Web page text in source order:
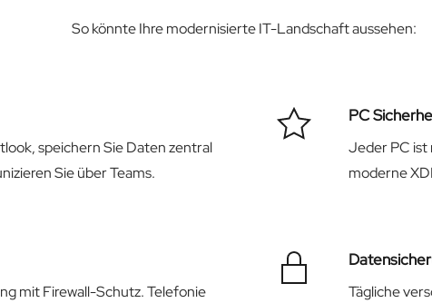
So könnte Ihre modernisierte IT-Landschaft aussehen:
speichern Sie Daten zentral
Sie über Teams.
PC
Jeder PC ist
moderne
mit Firewall-Schutz. Telefonie
Tägliche